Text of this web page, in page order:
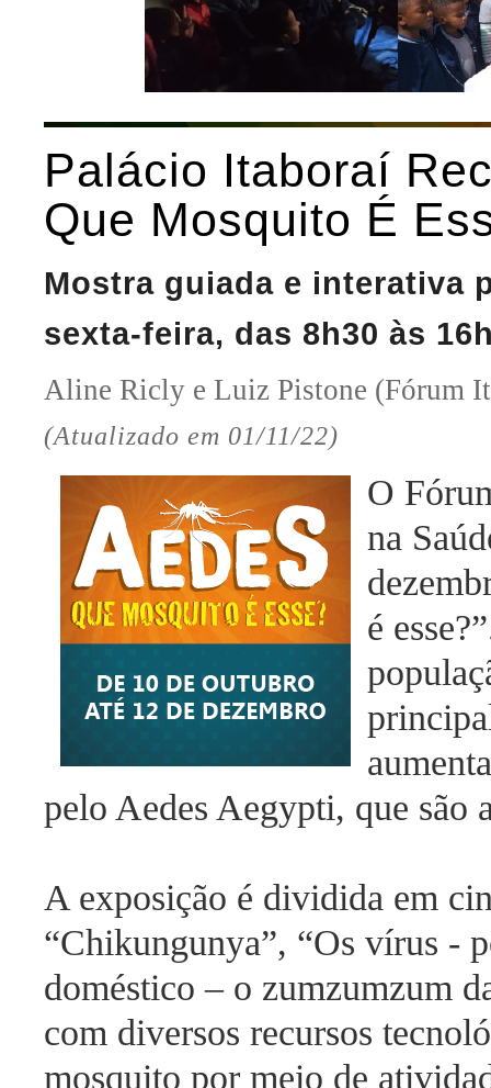
Palácio Itaboraí
Que Mosquito É
Mostra guiada e interativa
sexta-feira, das 8h30 às
Aline Ricly e Luiz Pistone (Fórum
(Atualizado em 01/11/22)
O
na
é
pelo Aedes Aegypti, que são
A exposição é dividida em
“Chikungunya”, “Os vírus -
doméstico – o zumzumzum
com diversos recursos
mosquito por meio de